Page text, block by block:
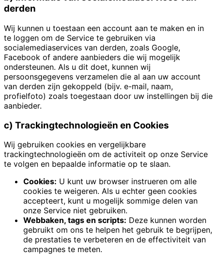
derden
Wij kunnen u toestaan een account aan te maken en in
te loggen om de Service te gebruiken via
socialemediaservices van derden, zoals Google,
Facebook of andere aanbieders die wij mogelijk
ondersteunen. Als u dit doet, kunnen wij
persoonsgegevens verzamelen die al aan uw account
van derden zijn gekoppeld (bijv. e-mail, naam,
profielfoto) zoals toegestaan door uw instellingen bij die
aanbieder.
c) Trackingtechnologieën en Cookies
Wij gebruiken cookies en vergelijkbare
trackingtechnologieën om de activiteit op onze Service
te volgen en bepaalde informatie op te slaan.
Cookies: U kunt uw browser instrueren om alle
cookies te weigeren. Als u echter geen cookies
accepteert, kunt u mogelijk sommige delen van
onze Service niet gebruiken.
Webbaken, tags en scripts: Deze kunnen worden
gebruikt om ons te helpen het gebruik te begrijpen,
de prestaties te verbeteren en de effectiviteit van
campagnes te meten.